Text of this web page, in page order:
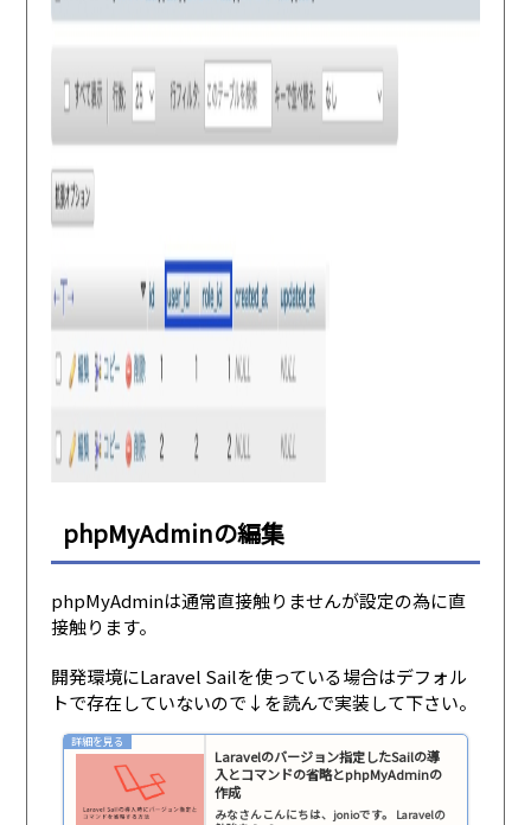
phpMyAdminの編集
phpMyAdminは通常直接触りませんが設定の為に直
接触ります。
開発環境にLaravel Sailを使っている場合はデフォル
トで存在していないので↓を読んで実装して下さい。
Laravelのバージョン指定したSailの導
入とコマンドの省略とphpMyAdminの
作成
みなさんこんにちは、jonioです。 Laravelの